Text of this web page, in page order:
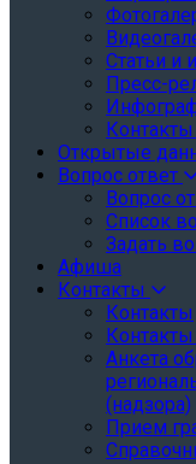
Статьи и
Пресс-
Открытые
Вопрос ответ
Вопрос
Список
Задать
Афиша
Контакты
Контакты
Анкета
(надзора)
Прием